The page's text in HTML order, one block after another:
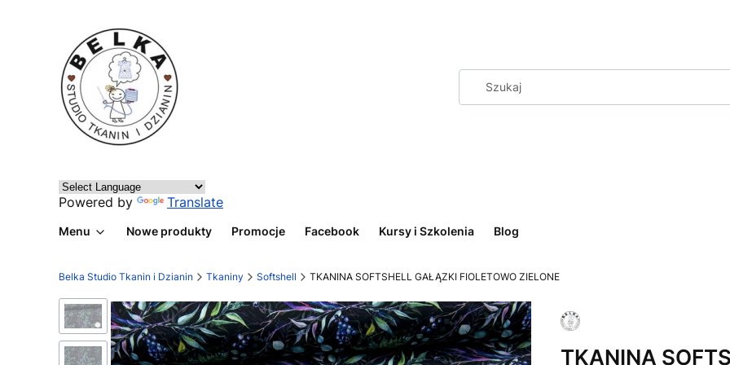
Powered by Translate
Menu Nowe produkty Promocje Facebook Kursy i Szkolenia Blog
Belka Studio Tkanin i Dzianin Tkaniny Softshell TKANINA SOFTSHELL GAŁĄZKI FIOLETOWO ZIELONE
TKANINA